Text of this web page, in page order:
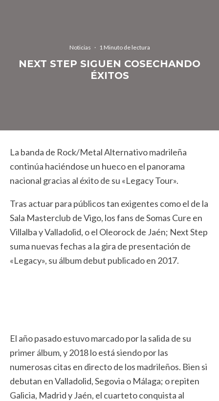
Noticias · 1 Minuto de lectura
NEXT STEP SIGUEN COSECHANDO
ÉXITOS
La banda de Rock/Metal Alternativo madrileña
continúa haciéndose un hueco en el panorama
nacional gracias al éxito de su «Legacy Tour».
Tras actuar para públicos tan exigentes como el de la
Sala Masterclub de Vigo, los fans de Somas Cure en
Villalba y Valladolid, o el Oleorock de Jaén; Next Step
suma nuevas fechas a la gira de presentación de
«Legacy», su álbum debut publicado en 2017.
El año pasado estuvo marcado por la salida de su
primer álbum, y 2018 lo está siendo por las
numerosas citas en directo de los madrileños. Bien si
debutan en Valladolid, Segovia o Málaga; o repiten
Galicia, Madrid y Jaén, el cuarteto conquista al